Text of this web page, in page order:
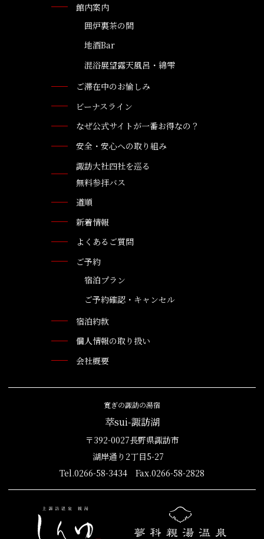
館内案内
囲炉裏茶の間
地酒Bar
混浴展望露天風呂・綿雫
ご滞在中のお愉しみ
ビーナスライン
なぜ公式サイトが一番お得なの？
安全・安心への取り組み
諏訪大社四社を巡る
無料参拝バス
道順
新着情報
よくあるご質問
ご予約
宿泊プラン
ご予約確認・キャンセル
宿泊約款
個人情報の取り扱い
会社概要
寛ぎの諏訪の湯宿
萃sui-諏訪湖
〒392-0027長野県諏訪市
湖岸通り2丁目5-27
Tel.0266-58-3434 Fax.0266-58-2828